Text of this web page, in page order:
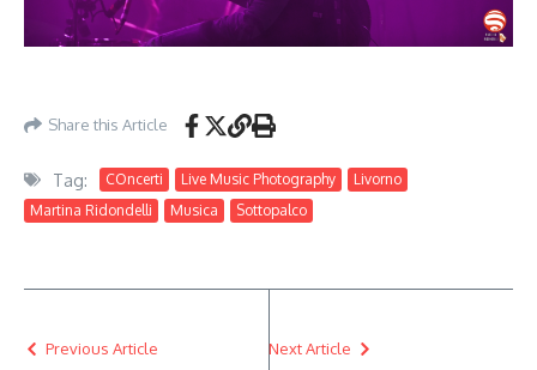
Share this Article
Tag: COncerti Live Music Photography
Livorno
Martina Ridondelli
Musica Sottopalco
Previous Article Next Article